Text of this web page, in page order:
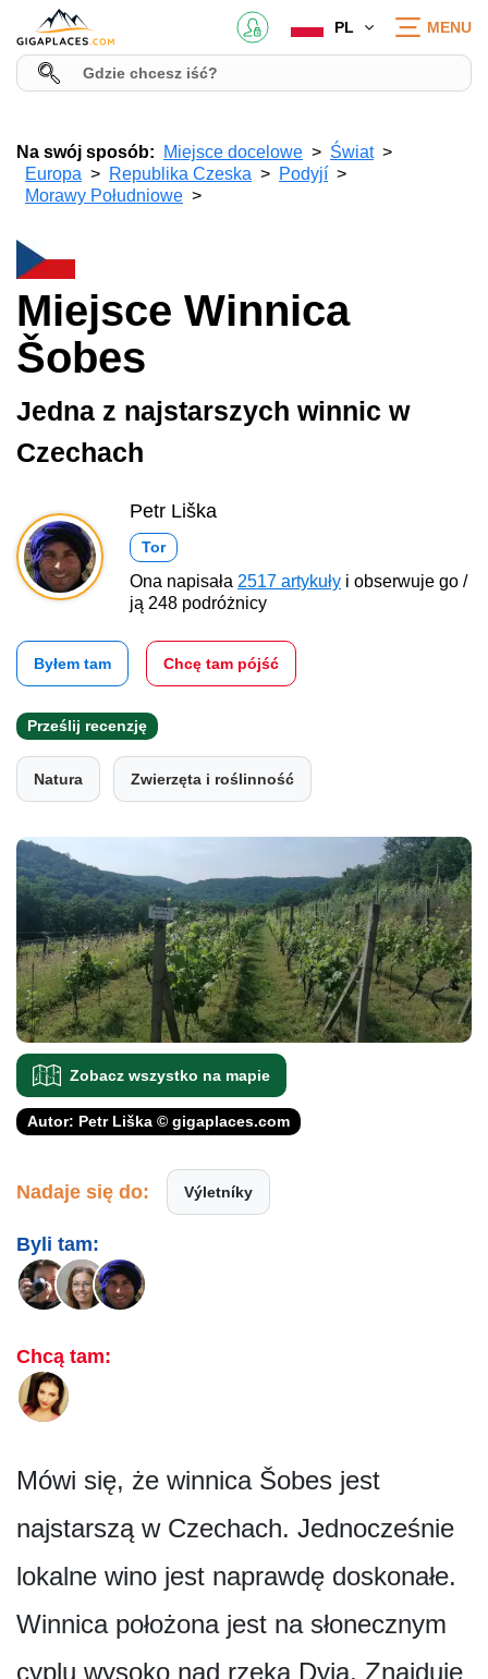
PL MENU
Na swój sposób: Miejsce docelowe
Świat
Europa
Republika Czeska
Podyjí
Morawy Południowe
Miejsce Winnica
Šobes
Jedna z najstarszych winnic w
Czechach
Petr Liška
Tor
Ona napisała 2517 artykuły i obserwuje go /
ją 248 podróżnicy
Byłem tam Chcę tam pójść
Prześlij recenzję
Natura Zwierzęta i roślinność
Zobacz wszystko na mapie
Autor: Petr Liška © gigaplaces.com
Nadaje się do: Výletníky
Byli tam:
Chcą tam:
Mówi się, że winnica Šobes jest
najstarszą w Czechach. Jednocześnie
lokalne wino jest naprawdę doskonałe.
Winnica położona jest na słonecznym
cyplu wysoko nad rzeką Dyją. Znajduje